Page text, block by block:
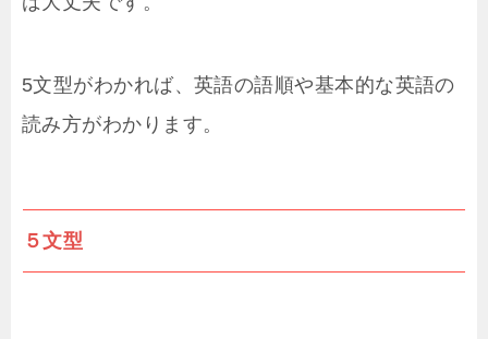
5文型がわかれば、英語の語順や基本的な英語の
読み方がわかります。
５文型